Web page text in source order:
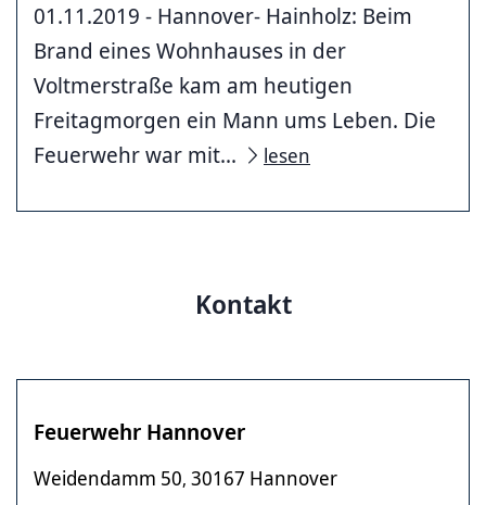
01.11.2019 - Hannover- Hainholz: Beim
Brand eines Wohnhauses in der
Voltmerstraße kam am heutigen
Freitagmorgen ein Mann ums Leben. Die
Feuerwehr war mit...
lesen
Kontakt
Feuerwehr Hannover
Weidendamm 50, 30167 Hannover